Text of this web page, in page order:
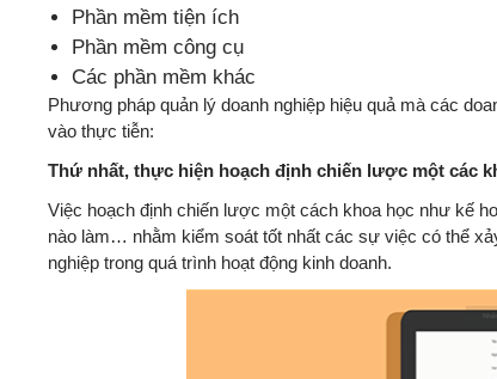
Phần mềm tiện ích
Phần mềm công cụ
Các phần mềm khác
Phương pháp quản lý doanh nghiệp hiệu quả mà các
vào thực tiễn:
Thứ nhất, thực hiện hoạch định chiến lược một các
Việc hoạch định chiến lược một cách khoa học như kế
nào làm… nhằm kiểm soát tốt nhất các sự việc có thể
nghiệp trong quá trình hoạt động kinh doanh.